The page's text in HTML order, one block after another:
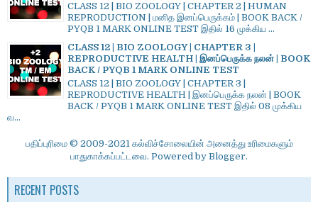
CLASS 12 | BIO ZOOLOGY | CHAPTER 2 | HUMAN
REPRODUCTION | மனித இனப்பெருக்கம் | BOOK BACK /
PYQB 1 MARK ONLINE TEST இதில் 16 முக்கிய ...
CLASS 12 | BIO ZOOLOGY | CHAPTER 3 |
REPRODUCTIVE HEALTH | இனப்பெருக்க நலன் | BOOK
BACK / PYQB 1 MARK ONLINE TEST
CLASS 12 | BIO ZOOLOGY | CHAPTER 3 |
REPRODUCTIVE HEALTH | இனப்பெருக்க நலன் | BOOK
BACK / PYQB 1 MARK ONLINE TEST இதில் 08 முக்கிய
வ...
பதிப்புரிமை © 2009-2021 கல்விச்சோலையின் அனைத்து உரிமைகளும்
பாதுகாக்கப்பட்டவை. Powered by Blogger.
RECENT POSTS